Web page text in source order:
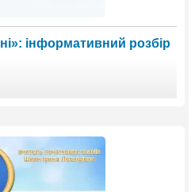
інформативний розбір